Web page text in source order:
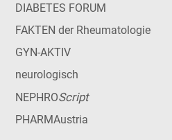
DIABETES FORUM
FAKTEN der Rheumatologie
GYN-AKTIV
neurologisch
NEPHROScript
PHARMAustria